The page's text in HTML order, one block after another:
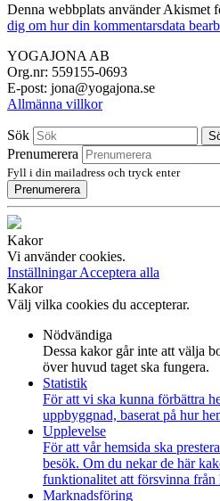
Denna webbplats använder Akismet
dig om hur din kommentarsdata
YOGAJONA AB
Org.nr: 559155-0693
E-post: jona@yogajona.se
Allmänna villkor
Sök
Prenumerera
Fyll i din mailadress och tryck enter
Prenumerera
Kakor
Vi använder cookies.
InställningarAcceptera alla
Kakor
Välj vilka cookies du accepterar.
Nödvändiga
Dessa kakor går inte att välja
över huvud taget ska fungera.
Statistik
För att vi ska kunna förbättra
uppbyggnad, baserat på hur
Upplevelse
För att vår hemsida ska
besök. Om du nekar de här
funktionalitet att försvinna från
Marknadsföring